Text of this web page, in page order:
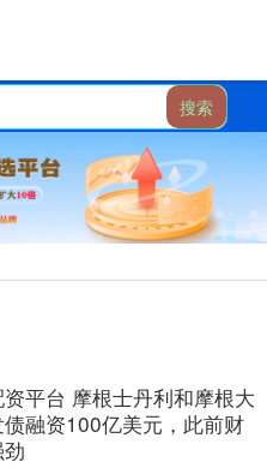
搜索
平台 摩根士丹利和摩根大
融资100亿美元，此前财